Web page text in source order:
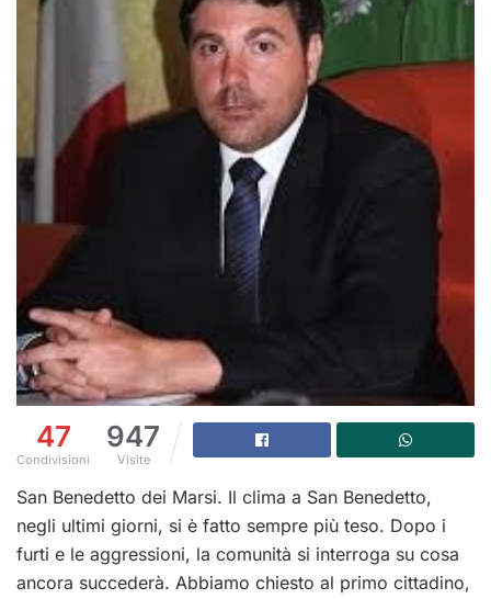
47
Condivisioni
947
Visite
San Benedetto dei Marsi. Il clima a San Benedetto,
negli ultimi giorni, si è fatto sempre più teso. Dopo i
furti e le aggressioni, la comunità si interroga su cosa
ancora succederà. Abbiamo chiesto al primo cittadino,